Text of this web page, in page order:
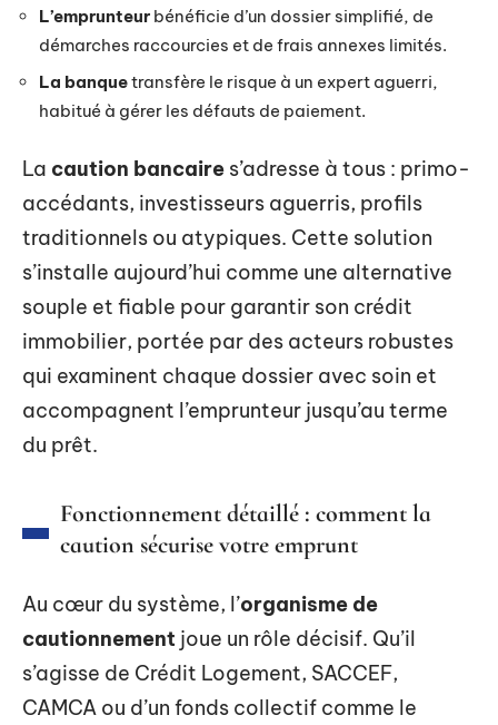
L’emprunteur bénéficie d’un dossier simplifié, de
démarches raccourcies et de frais annexes limités.
La banquetransfère le risque à un expert aguerri,
habitué à gérer les défauts de paiement.
La caution bancaire s’adresse à tous : primo-
accédants, investisseurs aguerris, profils
traditionnels ou atypiques. Cette solution
s’installe aujourd’hui comme une alternative
souple et fiable pour garantir son crédit
immobilier, portée par des acteurs robustes
qui examinent chaque dossier avec soin et
accompagnent l’emprunteur jusqu’au terme
du prêt.
Fonctionnement détaillé : comment la
caution sécurise votre emprunt
Au cœur du système, l’organisme de
cautionnement joue un rôle décisif. Qu’il
s’agisse de Crédit Logement, SACCEF,
CAMCA ou d’un fonds collectif comme le